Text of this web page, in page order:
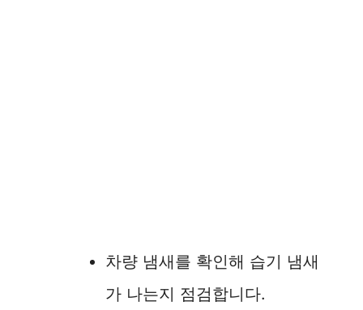
차량 냄새를 확인해 습기 냄새
가 나는지 점검합니다.